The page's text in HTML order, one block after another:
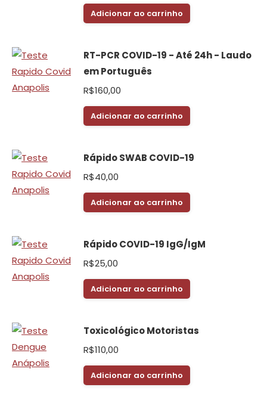
Adicionar ao carrinho
RT-PCR COVID-19 - Até 24h - Laudo
em Português
R$160,00
Adicionar ao carrinho
Rápido SWAB COVID-19
R$40,00
Adicionar ao carrinho
Rápido COVID-19 IgG/IgM
R$25,00
Adicionar ao carrinho
Toxicológico Motoristas
R$110,00
Adicionar ao carrinho